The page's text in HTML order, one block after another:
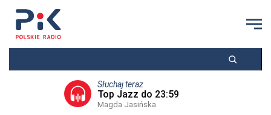
Słuchaj teraz
Top Jazz do 23:59
Magda Jasińska